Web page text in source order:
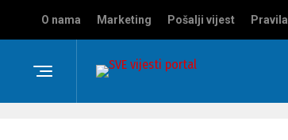
O nama Marketing Pošalji vijest